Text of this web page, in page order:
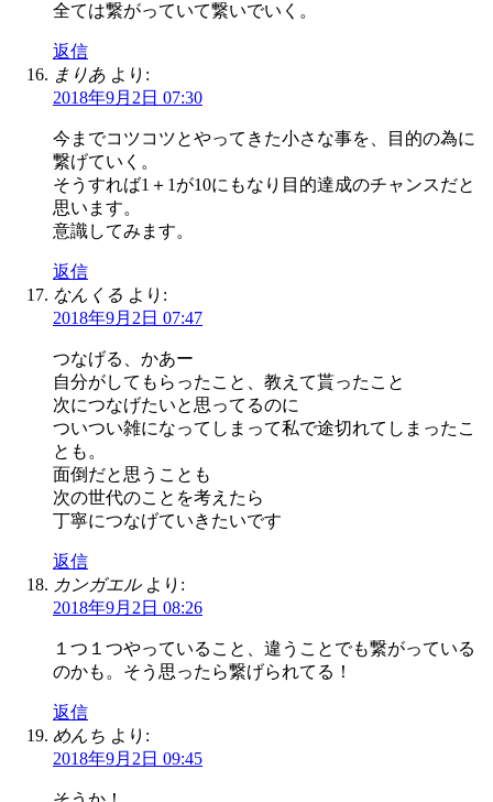
全ては繋がっていて繋いでいく。
返信
まりあ より:
2018年9月2日 07:30
今までコツコツとやってきた小さな事を、目的の為に
繋げていく。
そうすれば1＋1が10にもなり目的達成のチャンスだと
思います。
意識してみます。
返信
なんくる より:
2018年9月2日 07:47
つなげる、かあー
自分がしてもらったこと、教えて貰ったこと
次につなげたいと思ってるのに
ついつい雑になってしまって私で途切れてしまったこ
とも。
面倒だと思うことも
次の世代のことを考えたら
丁寧につなげていきたいです
返信
カンガエル より:
2018年9月2日 08:26
１つ１つやっていること、違うことでも繋がっている
のかも。そう思ったら繋げられてる！
返信
めんち より:
2018年9月2日 09:45